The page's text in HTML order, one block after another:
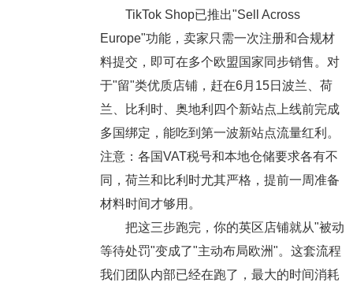
TikTok Shop已推出"Sell Across
Europe"功能，卖家只需一次注册和合规材
料提交，即可在多个欧盟国家同步销售。对
于"留"类优质店铺，赶在6月15日波兰、荷
兰、比利时、奥地利四个新站点上线前完成
多国绑定，能吃到第一波新站点流量红利。
注意：各国VAT税号和本地仓储要求各有不
同，荷兰和比利时尤其严格，提前一周准备
材料时间才够用。
把这三步跑完，你的英区店铺就从"被动
等待处罚"变成了"主动布局欧洲"。这套流程
我们团队内部已经在跑了，最大的时间消耗